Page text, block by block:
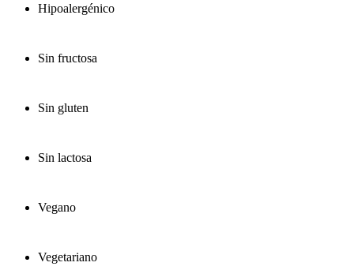
Hipoalergénico
Sin fructosa
Sin gluten
Sin lactosa
Vegano
Vegetariano